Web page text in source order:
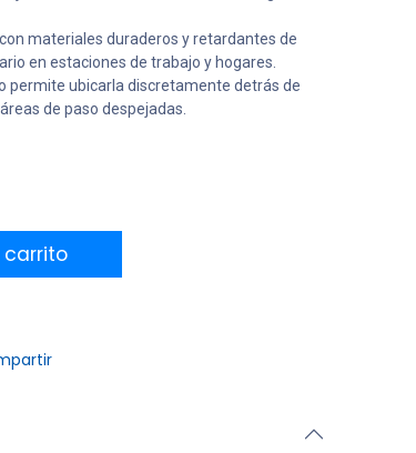
materiales duraderos y retardantes de
en estaciones de trabajo y hogares.
permite ubicarla discretamente detrás de
de paso despejadas.
carrito